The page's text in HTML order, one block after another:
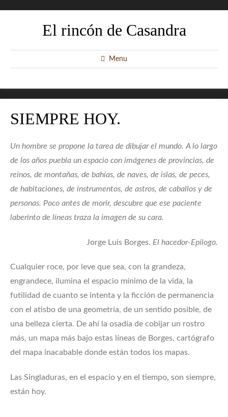
El rincón de Casandra
Menu
SIEMPRE HOY.
Un hombre se propone la tarea de dibujar el mundo. A lo largo
de los años puebla un espacio con imágenes de provincias, de
reinos, de montañas, de bahías, de naves, de islas, de peces,
de habitaciones, de instrumentos, de astros, de caballos y de
personas. Poco antes de morir, descubre que ese paciente
laberinto de líneas traza la imagen de su cara.
Jorge Luis Borges. El hacedor-Epílogo.
Cualquier roce, por leve que sea, con la grandeza,
engrandece, ilumina el espacio mínimo de la vida, la
futilidad de cuanto se intenta y la ficción de permanencia
con el atisbo de una geometría, de un sentido posible, de
una belleza cierta. De ahí la osadía de cobijar un rostro
más, un mapa más bajo estas líneas de Borges, cartógrafo
del mapa inacabable donde están todos los mapas.
Las Singladuras, en el espacio y en el tiempo, son siempre,
están hoy.